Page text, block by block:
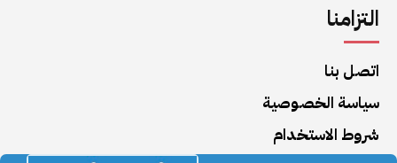
التزامنا
اتصل بنا
سياسة الخصوصية
شروط الاستخدام